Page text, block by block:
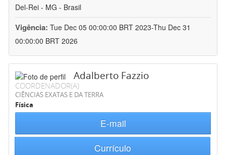
Del-Rei - MG - Brasil
Vigência: Tue Dec 05 00:00:00 BRT 2023-Thu Dec 31
00:00:00 BRT 2026
Adalberto Fazzio
COORDENADOR(A)
CIÊNCIAS EXATAS E DA TERRA
Física
E-mail
Currículo